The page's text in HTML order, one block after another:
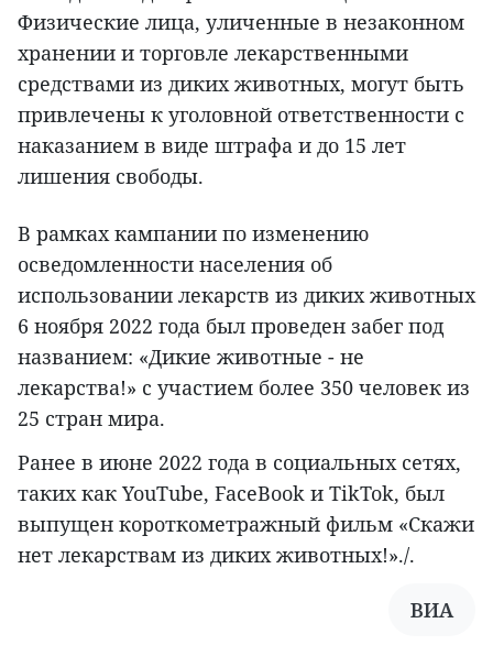
Физические лица, уличенные в незаконном
хранении и торговле лекарственными
средствами из диких животных, могут быть
привлечены к уголовной ответственности с
наказанием в виде штрафа и до 15 лет
лишения свободы.
В рамках кампании по изменению
осведомленности населения об
использовании лекарств из диких животных
6 ноября 2022 года был проведен забег под
названием: «Дикие животные - не
лекарства!» с участием более 350 человек из
25 стран мира.
Ранее в июне 2022 года в социальных сетях,
таких как YouTube, FaceBook и TikTok, был
выпущен короткометражный фильм «Скажи
нет лекарствам из диких животных!»./.
ВИА